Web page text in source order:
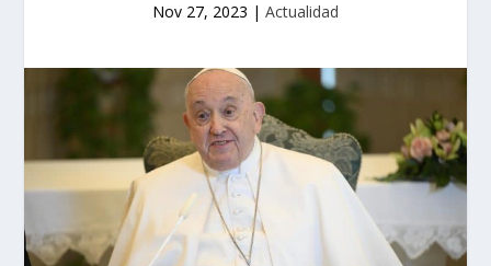
Nov 27, 2023 | Actualidad